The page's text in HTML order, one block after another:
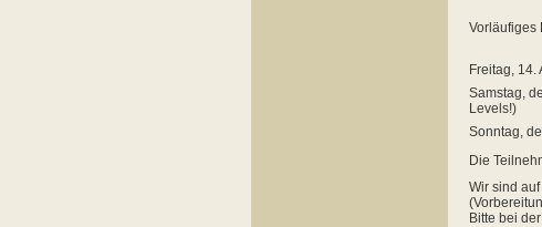
Vorläufiges
Freitag, 14.
Samstag,
Levels!)
Sonntag,
Die
Wir sind
Bitte bei